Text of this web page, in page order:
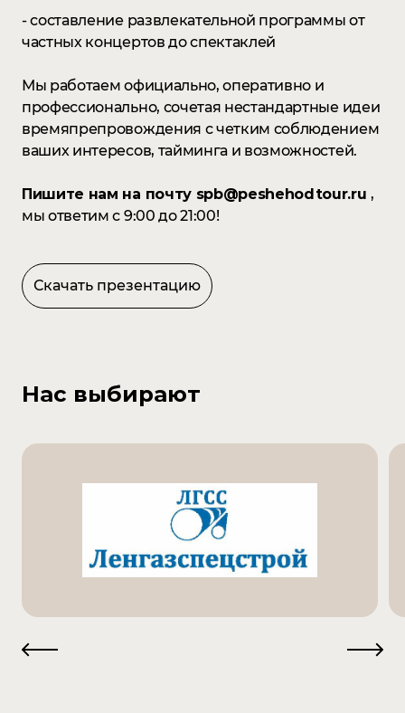
- составление развлекательной программы от
частных концертов до спектаклей
Мы работаем официально, оперативно и
профессионально, сочетая нестандартные идеи
времяпрепровождения с четким соблюдением
ваших интересов, тайминга и возможностей.
Пишите нам на почту spb@peshehodtour.ru,
мы ответим с 9:00 до 21:00!
Скачать презентацию
Нас выбирают
Design
Kamil Sometimes